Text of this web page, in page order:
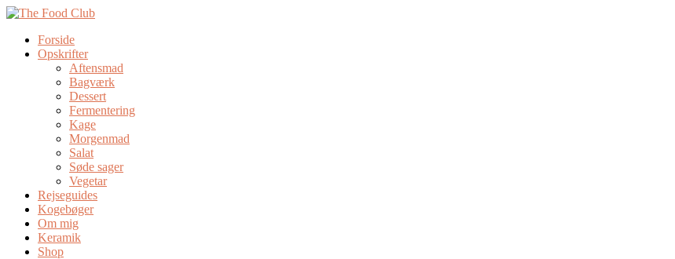
Forside
Opskrifter
Aftensmad
Bagværk
Dessert
Fermentering
Kage
Morgenmad
Salat
Søde sager
Vegetar
Rejseguides
Kogebøger
Om mig
Keramik
Shop